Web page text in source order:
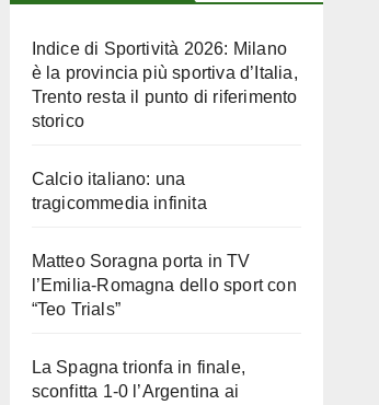
Indice di Sportività 2026: Milano
è la provincia più sportiva d’Italia,
Trento resta il punto di riferimento
storico
Calcio italiano: una
tragicommedia infinita
Matteo Soragna porta in TV
l’Emilia-Romagna dello sport con
“Teo Trials”
La Spagna trionfa in finale,
sconfitta 1-0 l’Argentina ai